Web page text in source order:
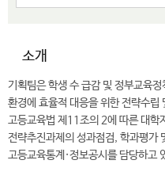
소개
기획팀은 학생 수 급감 및 정부교육
환경에 효율적 대응을 위한 전략수립
고등교육법 제11조의 2에 따른 대학
전략추진과제의 성과점검, 학과평가
고등교육통계·정보공시를 담당하고